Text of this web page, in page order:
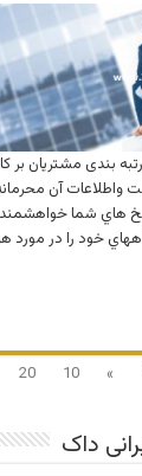
رتبه بندی مشتریان
واطلاعات آن
هاي شما خواهشمند
خود را در مورد
»
10
20
داک